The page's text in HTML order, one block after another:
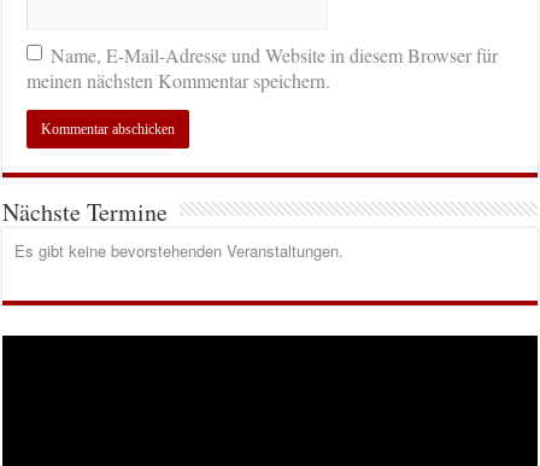
Name, E-Mail-Adresse und Website in diesem Browser für
meinen nächsten Kommentar speichern.
Nächste Termine
Es gibt keine bevorstehenden Veranstaltungen.